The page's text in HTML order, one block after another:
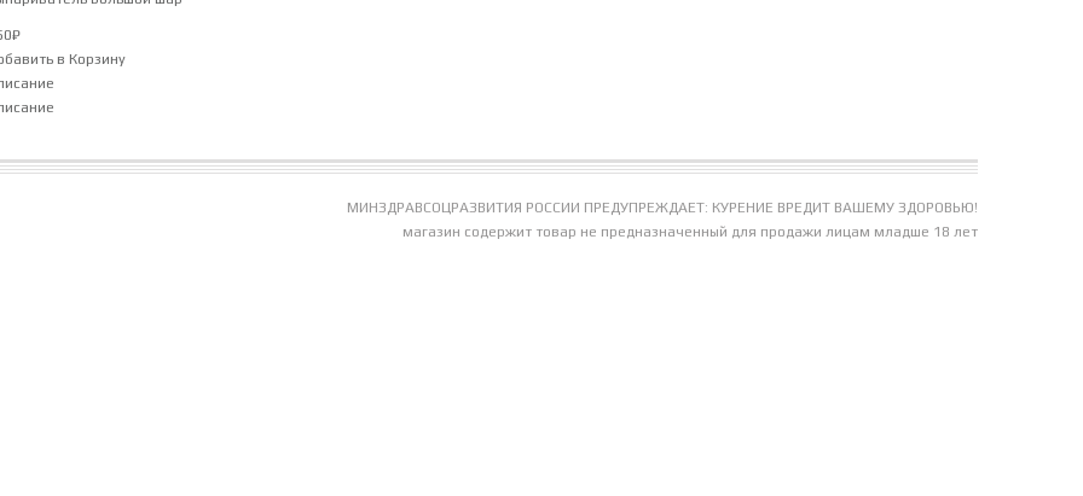
₽
в Корзину
МИНЗДРАВСОЦРАЗВИТИЯ РОССИИ ПРЕДУПРЕЖДАЕТ: КУРЕНИЕ ВРЕДИТ ВАШЕМУ ЗДОРОВЬЮ!
магазин содержит товар не предназначенный для продажи лицам младше 18 лет